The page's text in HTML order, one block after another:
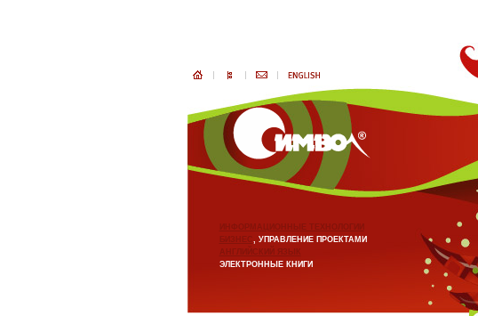
ИНФОРМАЦИОННЫЕ ТЕХНОЛОГИИ
БИЗНЕС, УПРАВЛЕНИЕ ПРОЕКТАМИ
АНГЛИЙСКИЙ ЯЗЫК
ЭЛЕКТРОННЫЕ КНИГИ